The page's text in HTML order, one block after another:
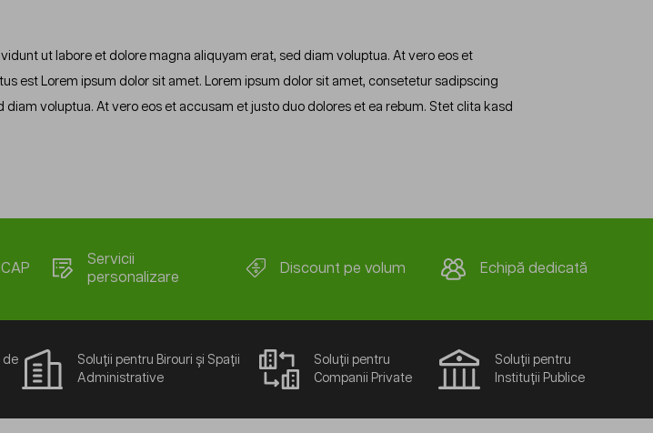
ut labore et dolore magna aliquyam erat, sed diam voluptua. At vero eos et
est Lorem ipsum dolor sit amet. Lorem ipsum dolor sit amet, consetetur sadipscing
voluptua. At vero eos et accusam et justo duo dolores et ea rebum. Stet clita kasd
Servicii
personalizare
Discount pe volum Echipă dedicată
de
Soluții pentru Birouri și Spații
Administrative
Soluții pentru
Companii Private
Soluții pentru
Instituții Publice